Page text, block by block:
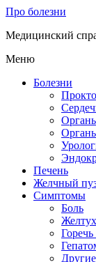
Про болезни
Медицинский
Меню
Болезни
Печень
Желчный
Симптомы
Боль